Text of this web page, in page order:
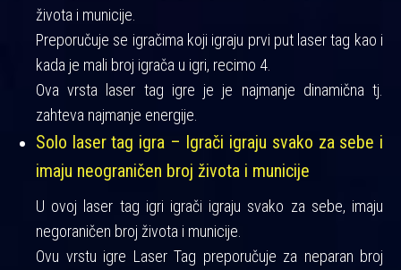
života i municije.
Preporučuje se igračima koji igraju prvi put laser tag kao i
kada je mali broj igrača u igri, recimo 4.
Ova vrsta laser tag igre je je najmanje dinamična tj.
zahteva najmanje energije.
Solo laser tag igra – Igrači igraju svako za sebe i
imaju neograničen broj života i municije
U ovoj laser tag igri igrači igraju svako za sebe, imaju
negoraničen broj života i municije.
Ovu vrstu igre Laser Tag preporučuje za neparan broj